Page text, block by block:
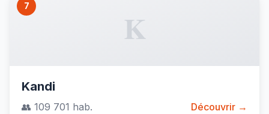
7
K
Kandi
👥 109 701 hab. Découvrir →